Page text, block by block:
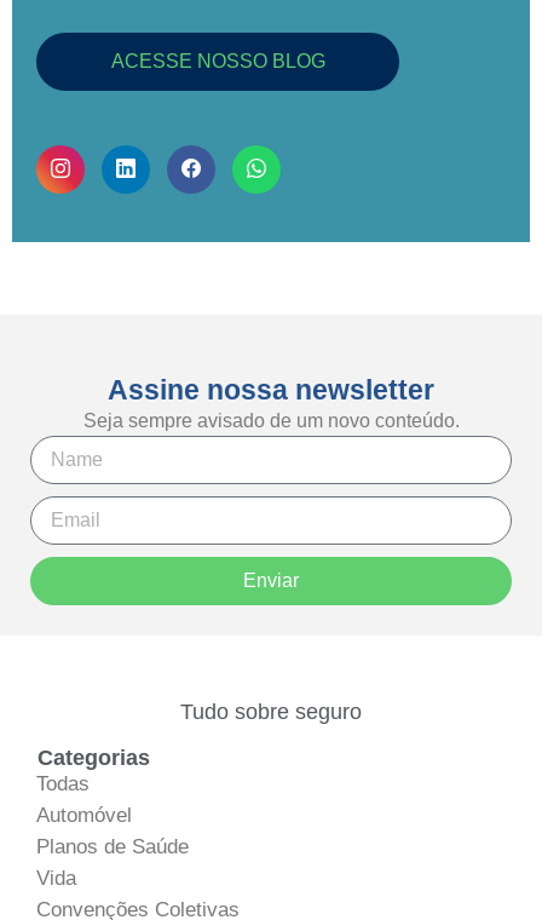
ACESSE NOSSO BLOG
Assine nossa newsletter
Seja sempre avisado de um novo conteúdo.
Enviar
Tudo sobre seguro
Categorias
Todas
Automóvel
Planos de Saúde
Vida
Convenções Coletivas